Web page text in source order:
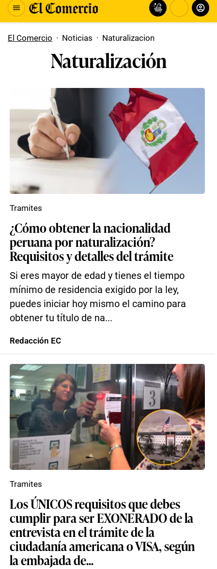
El Comercio · Noticias · Naturalizacion
Naturalización
¿Cómo obtener la nacionalidad
peruana por naturalización?
Requisitos y detalles del trámite
Si eres mayor de edad y tienes el tiempo
mínimo de residencia exigido por la ley,
puedes iniciar hoy mismo el camino para
obtener tu título de na...
Tramites
Redacción EC
Los ÚNICOS requisitos que debes
cumplir para ser EXONERADO de la
entrevista en el trámite de la
ciudadanía americana o VISA, según
la embajada de...
Tramites